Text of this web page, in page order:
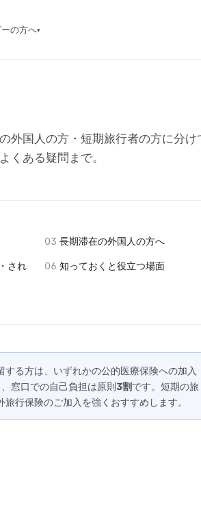
の方へ▾
外国人の方・短期旅行者の方に分け
くある疑問まで。
03 長期滞在の外国人の方へ
され
06 知っておくと役立つ場面
る方は、いずれかの公的医療保険への加入
窓口での自己負担は原則3割です。短期の旅
行保険のご加入を強くおすすめします。